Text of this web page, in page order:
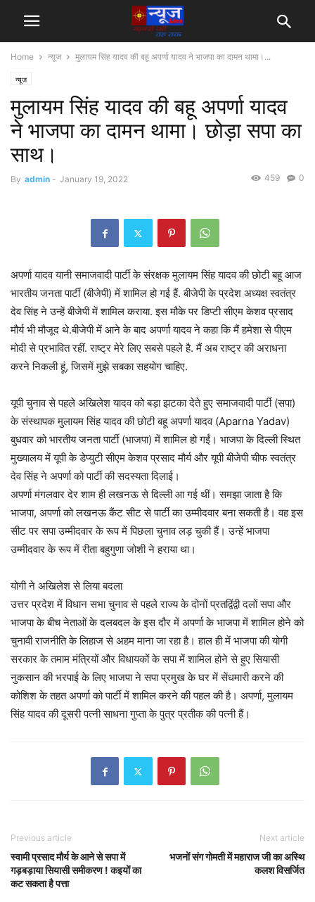
Home न्यूज मुलायम सिंह यादव की बहू अपर्णा यादव ने भाजपा का दामन थामा।...
न्यूज
मुलायम सिंह यादव की बहू अपर्णा यादव
ने भाजपा का दामन थामा। छोड़ा सपा का
साथ।
By admin - January 19, 2022 0
459
अपर्णा यादव यानी समाजवादी पार्टी के संरक्षक मुलायम सिंह यादव की छोटी बहू आज
भारतीय जनता पार्टी (बीजेपी) में शामिल हो गई हैं. बीजेपी के प्रदेश अध्यक्ष स्वतंत्र
देव सिंह ने उन्हें बीजेपी में शामिल कराया. इस मौके पर डिप्टी सीएम केशव प्रसाद
मौर्य भी मौजूद थे.बीजेपी में आने के बाद अपर्णा यादव ने कहा कि मैं हमेशा से पीएम
मोदी से प्रभावित रहीं. राष्ट्र मेरे लिए सबसे पहले है. मैं अब राष्ट्र की अराधना
करने निकली हूं, जिसमें मुझे सबका सहयोग चाहिए.
यूपी चुनाव से पहले अखिलेश यादव को बड़ा झटका देते हुए समाजवादी पार्टी (सपा)
के संस्थापक मुलायम सिंह यादव की छोटी बहू अपर्णा यादव (Aparna Yadav)
बुधवार को भारतीय जनता पार्टी (भाजपा) में शामिल हो गईं। भाजपा के दिल्ली स्थित
मुख्यालय में यूपी के डेप्युटी सीएम केशव प्रसाद मौर्य और यूपी बीजेपी चीफ स्वतंत्र
देव सिंह ने अपर्णा को पार्टी की सदस्यता दिलाई।
अपर्णा मंगलवार देर शाम ही लखनऊ से दिल्ली आ गई थीं। समझा जाता है कि
भाजपा, अपर्णा को लखनऊ कैंट सीट से पार्टी का उम्मीदवार बना सकती है। वह इस
सीट पर सपा उम्मीदवार के रूप में पिछला चुनाव लड़ चुकी हैं। उन्हें भाजपा
उम्मीदवार के रूप में रीता बहुगुणा जोशी ने हराया था।
योगी ने अखिलेश से लिया बदला
उत्तर प्रदेश में विधान सभा चुनाव से पहले राज्य के दोनों प्रतद्विंद्वी दलों सपा और
भाजपा के बीच नेताओं के दलबदल के इस दौर में अपर्णा के भाजपा में शामिल होने को
चुनावी राजनीति के लिहाज से अहम माना जा रहा है। हाल ही में भाजपा की योगी
सरकार के तमाम मंत्रियों और विधायकों के सपा में शामिल होने से हुए सियासी
नुकसान की भरपाई के लिए भाजपा ने सपा प्रमुख के घर में सेंधमारी करने की
कोशिश के तहत अपर्णा को पार्टी में शामिल करने की पहल की है। अपर्णा, मुलायम
सिंह यादव की दूसरी पत्नी साधना गुप्ता के पुत्र प्रतीक की पत्नी हैं।
Previous article
स्वामी प्रसाद मौर्य के आने से सपा में
गड़बड़ाया सियासी समीकरण ! कइयों का
कट सकता है पत्ता
Next article
भजनों संग गोमती में महाराज जी का अस्थि
कलश विसर्जित